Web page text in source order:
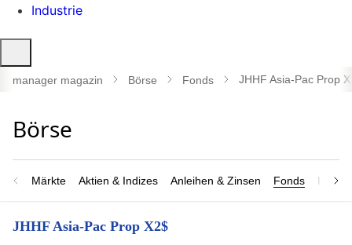
Industrie
öffnen
manager magazin Börse Fonds JHHF Asia-Pac Prop
Märkte Aktien & Indizes Anleihen & Zinsen Fonds
JHHF Asia-Pac Prop X2$